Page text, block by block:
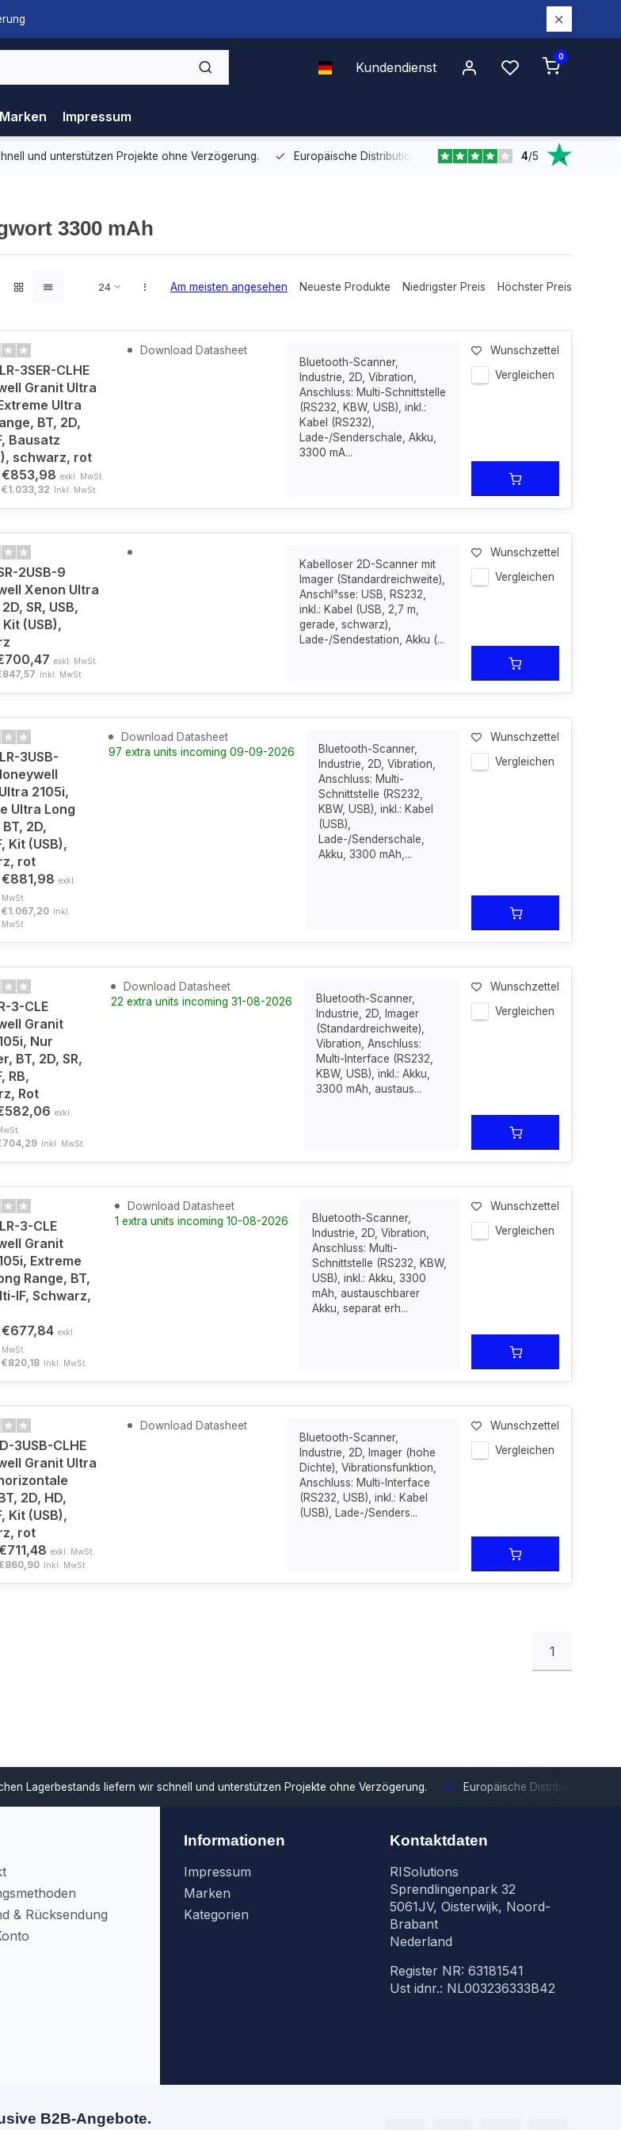
Kundendienst
0
Marken Impressum
und unterstützen Projekte ohne Verzögerung. Europäische Distribution Mit unserer europaweiten Abdeckung
4/5
3300 mAh
Am meisten angesehen Neueste Produkte Niedrigster Preis Höchster Preis
3SER-CLHE
Granit Ultra
Ultra
BT, 2D,
Bausatz
schwarz, rot
€853,98 exkl. MwSt.
€1.033,32 Inkl. MwSt.
Download Datasheet
Bluetooth-Scanner,
Industrie, 2D, Vibration,
Anschluss: Multi-Schnittstelle
(RS232, KBW, USB), inkl.:
Kabel (RS232),
Lade-/Senderschale, Akku,
3300 mA...
Wunschzettel
Vergleichen
2USB-9
Xenon Ultra
SR, USB,
Kit (USB),
exkl. MwSt.
Inkl. MwSt.
Kabelloser 2D-Scanner mit
Imager (Standardreichweite),
Anschl³sse: USB, RS232,
inkl.: Kabel (USB, 2,7 m,
gerade, schwarz),
Lade-/Sendestation, Akku (...
Wunschzettel
Vergleichen
3USB-
2105i,
Ultra Long
2D,
Kit (USB),
rot
€881,98 exkl.
MwSt.
€1.067,20 Inkl.
MwSt.
Download Datasheet
97 extra units incoming 09-09-2026
Bluetooth-Scanner,
Industrie, 2D, Vibration,
Anschluss: Multi-
Schnittstelle (RS232,
KBW, USB), inkl.: Kabel
(USB),
Lade-/Senderschale,
Akku, 3300 mAh,...
Wunschzettel
Vergleichen
3-CLE
Granit
Nur
BT, 2D, SR,
RB,
Rot
exkl.
Inkl. MwSt.
Download Datasheet
22 extra units incoming 31-08-2026
Bluetooth-Scanner,
Industrie, 2D, Imager
(Standardreichweite),
Vibration, Anschluss:
Multi-Interface (RS232,
KBW, USB), inkl.: Akku,
3300 mAh, austaus...
Wunschzettel
Vergleichen
3-CLE
Granit
Extreme
Range, BT,
IF, Schwarz,
€677,84 exkl.
MwSt.
€820,18 Inkl. MwSt.
Download Datasheet
1 extra units incoming 10-08-2026
Bluetooth-Scanner,
Industrie, 2D, Vibration,
Anschluss: Multi-
Schnittstelle (RS232, KBW,
USB), inkl.: Akku, 3300
mAh, austauschbarer
Akku, separat erh...
Wunschzettel
Vergleichen
3USB-CLHE
Granit Ultra
2D, HD,
Kit (USB),
rot
exkl. MwSt.
Inkl. MwSt.
Download Datasheet
Bluetooth-Scanner,
Industrie, 2D, Imager (hohe
Dichte), Vibrationsfunktion,
Anschluss: Multi-Interface
(RS232, USB), inkl.: Kabel
(USB), Lade-/Senders...
Wunschzettel
Vergleichen
1
Lagerbestands liefern wir schnell und unterstützen Projekte ohne Verzögerung. Europäische Distribution
& Rücksendung
Informationen
Impressum
Marken
Kategorien
Kontaktdaten
RISolutions
Sprendlingenpark 32
5061JV, Oisterwijk, Noord-
Brabant
Nederland
Register NR: 63181541
Ust idnr.: NL003236333B42
B2B-Angebote.